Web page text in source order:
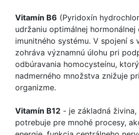
Vitamín B6 (Pyridoxín
udržaniu optimálnej
imunitného systému. V spojení s
zohráva významnú úlohu pri
odbúravania homocysteínu,
nadmerného množstva znižuje
organizme.
Vitamín B12 - je základná
potrebuje pre mnohé procesy,